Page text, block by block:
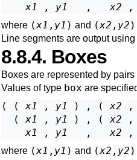
x1 , y1
   ,
x2 ,
where (x1 , y1 ) and (x2 , y2 )
Line segments are output
8.8.4. Boxes
Boxes are represented by
Values of type box are
( ( x1 , y1 ) , ( x2 ,
  (
x1 , y1 ) , ( x2 ,
x1 , y1
   ,
x2 ,
where (x1 , y1 ) and (x2 , y2 )